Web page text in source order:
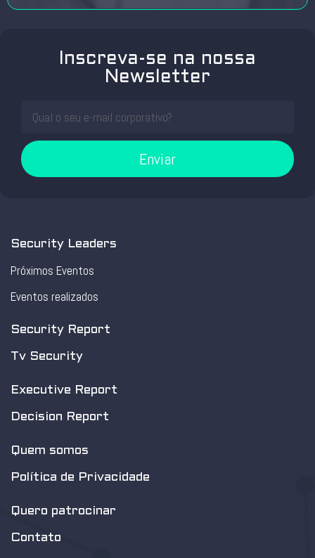
Inscreva-se na nossa
Newsletter
Enviar
Security Leaders
Próximos Eventos
Eventos realizados
Security Report
Tv Security
Executive Report
Decision Report
Quem somos
Política de Privacidade
Quero patrocinar
Contato